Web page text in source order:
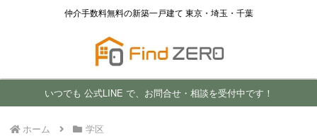
仲介手数料無料の新築一戸建て 東京・埼玉・千葉
いつでも 公式LINE で、お問合せ・相談を受付中です！
ホーム 学区